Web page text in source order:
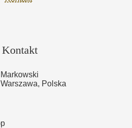
Kontakt
Polska